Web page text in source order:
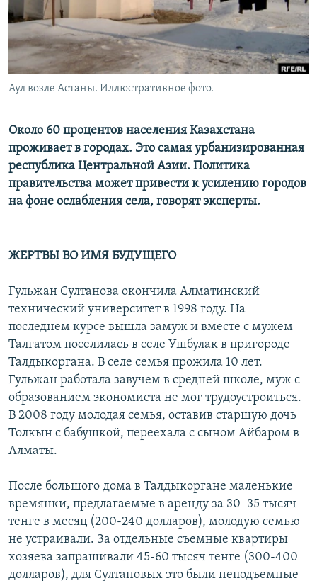
Аул возле Астаны. Иллюстративное фото.
Около 60 процентов населения Казахстана
проживает в городах. Это самая урбанизированная
республика Центральной Азии. Политика
правительства может привести к усилению городов
на фоне ослабления села, говорят эксперты.
ЖЕРТВЫ ВО ИМЯ БУДУЩЕГО
Гульжан Султанова окончила Алматинский
технический университет в 1998 году. На
последнем курсе вышла замуж и вместе с мужем
Талгатом поселилась в селе Ушбулак в пригороде
Талдыкоргана. В селе семья прожила 10 лет.
Гульжан работала завучем в средней школе, муж с
образованием экономиста не мог трудоустроиться.
В 2008 году молодая семья, оставив старшую дочь
Толкын с бабушкой, переехала с сыном Айбаром в
Алматы.
После большого дома в Талдыкоргане маленькие
времянки, предлагаемые в аренду за 30–35 тысяч
тенге в месяц (200-240 долларов), молодую семью
не устраивали. За отдельные съемные квартиры
хозяева запрашивали 45-60 тысяч тенге (300-400
долларов), для Султановых это были неподъемные